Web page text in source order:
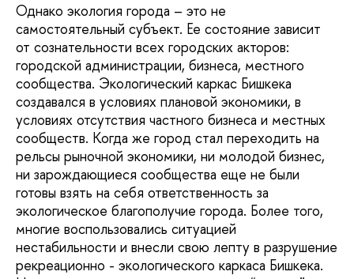
Однако экология города – это не
самостоятельный субъект. Ее состояние зависит
от сознательности всех городских акторов:
городской администрации, бизнеса, местного
сообщества. Экологический каркас Бишкека
создавался в условиях плановой экономики, в
условиях отсутствия частного бизнеса и местных
сообществ. Когда же город стал переходить на
рельсы рыночной экономики, ни молодой бизнес,
ни зарождающиеся сообщества еще не были
готовы взять на себя ответственность за
экологическое благополучие города. Более того,
многие воспользовались ситуацией
нестабильности и внесли свою лепту в разрушение
рекреационно - экологического каркаса Бишкека.